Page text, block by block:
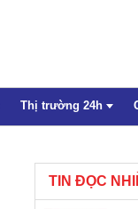
Thị trường 24h
Trong nước
TIN ĐỌC